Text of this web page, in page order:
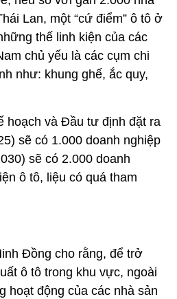
Lan, một “cứ điểm” ô tô ở
thế linh kiện của các
chủ yếu là các cụm chi
như: khung ghế, ắc quy,
hoạch và Đầu tư định đặt ra
sẽ có 1.000 doanh nghiệp
sẽ có 2.000 doanh
ô tô, liệu có quá tham
Đồng cho rằng, để trở
ô tô trong khu vực, ngoài
hoạt động của các nhà sản